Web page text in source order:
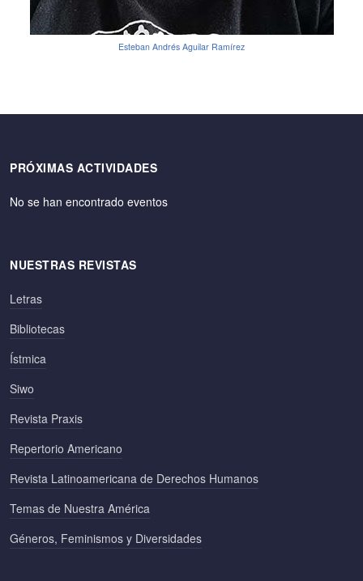
Esteban Andrés Aguilar Ramírez
PRÓXIMAS ACTIVIDADES
No se han encontrado eventos
NUESTRAS REVISTAS
Letras
Bibliotecas
Ístmica
Siwo
Revista Praxis
Repertorio Americano
Revista Latinoamericana de Derechos Humanos
Temas de Nuestra América
Géneros, Feminismos y Diversidades